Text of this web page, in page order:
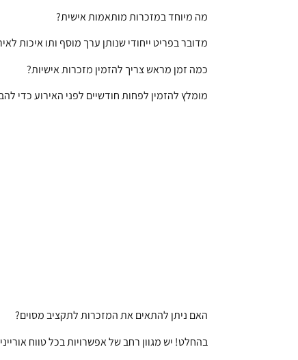
מה מיוחד במזכרות מותאמות אישית?
מדובר בפריט ייחודי שנותן ערך מוסף ותו איכות
כמה זמן מראש צריך להזמין מזכרות אישיות?
מומלץ להזמין לפחות חודשיים לפני האירוע כדי
האם ניתן להתאים את המזכרות לתקציב מסוים?
בהחלט! יש מגוון רחב של אפשרויות בכל טווח